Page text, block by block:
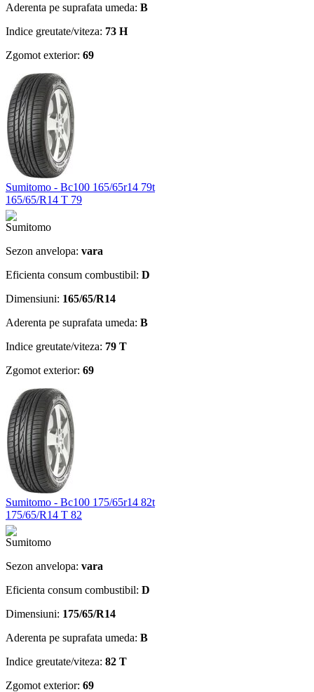
Aderenta pe suprafata umeda: B
Indice greutate/viteza: 73 H
Zgomot exterior: 69
Sumitomo - Bc100 165/65r14 79t
165/65/R14 T 79
Sezon anvelopa: vara
Eficienta consum combustibil: D
Dimensiuni: 165/65/R14
Aderenta pe suprafata umeda: B
Indice greutate/viteza: 79 T
Zgomot exterior: 69
Sumitomo - Bc100 175/65r14 82t
175/65/R14 T 82
Sezon anvelopa: vara
Eficienta consum combustibil: D
Dimensiuni: 175/65/R14
Aderenta pe suprafata umeda: B
Indice greutate/viteza: 82 T
Zgomot exterior: 69